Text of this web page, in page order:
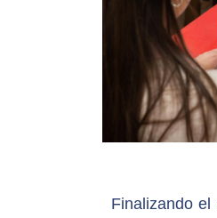
Finalizando el